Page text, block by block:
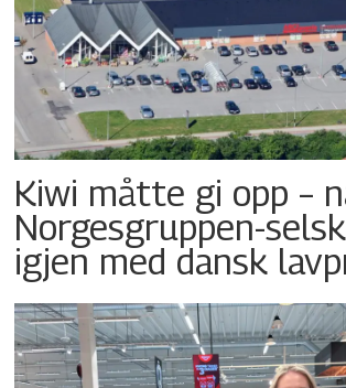
Kiwi måtte gi opp –
Norgesgruppen-
igjen med dansk